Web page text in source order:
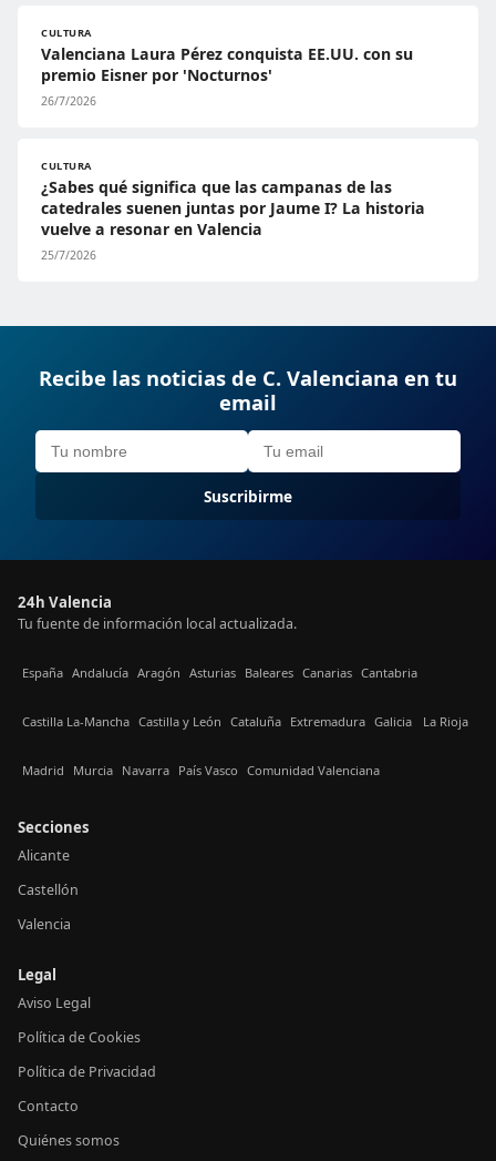
CULTURA
Valenciana Laura Pérez conquista EE.UU. con su
premio Eisner por 'Nocturnos'
26/7/2026
CULTURA
¿Sabes qué significa que las campanas de las
catedrales suenen juntas por Jaume I? La historia
vuelve a resonar en Valencia
25/7/2026
Recibe las noticias de C. Valenciana en tu
email
Suscribirme
24h Valencia
Tu fuente de información local actualizada.
España Andalucía Aragón Asturias Baleares Canarias Cantabria
Castilla La-Mancha Castilla y León Cataluña Extremadura Galicia La Rioja
Madrid Murcia Navarra País Vasco Comunidad Valenciana
Secciones
Alicante
Castellón
Valencia
Legal
Aviso Legal
Política de Cookies
Política de Privacidad
Contacto
Quiénes somos